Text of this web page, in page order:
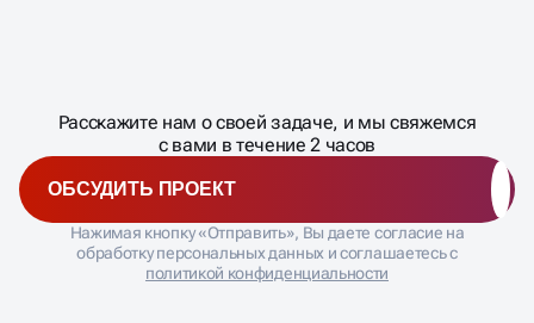
�
Расскажите нам о своей задаче, и мы свяжемся
с вами в течение 2 часов
ОБСУДИТЬ ПРОЕКТ
Нажимая кнопку «Отправить», Вы даете согласие на
обработку персональных данных и соглашаетесь с
политикой конфиденциальности